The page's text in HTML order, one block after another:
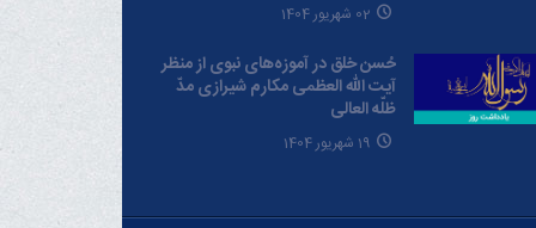
02 شهریور 1404
حُسن خلق در آموزه‌های نبوی از منظر
آیت الله العظمی مکارم شیرازی مدّ
ظلّه العالی
19 شهریور 1404